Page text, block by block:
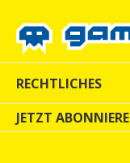
RECHTLICHES
JETZT